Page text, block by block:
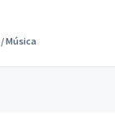
/Música